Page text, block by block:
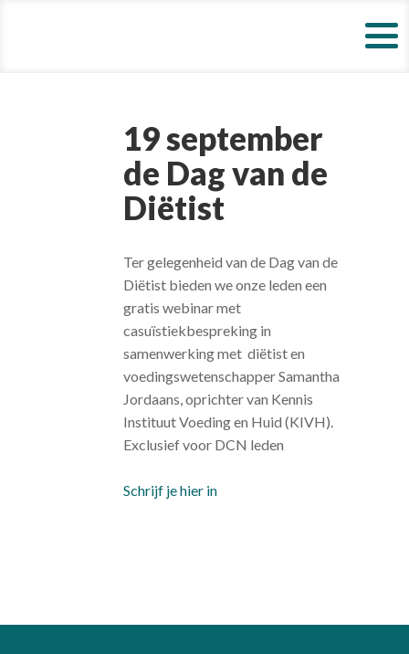
19 september
de Dag van de
Diëtist
Ter gelegenheid van de Dag van de
Diëtist bieden we onze leden een
gratis webinar met
casuïstiekbespreking in
samenwerking met diëtist en
voedingswetenschapper Samantha
Jordaans, oprichter van Kennis
Instituut Voeding en Huid (KIVH).
Exclusief voor DCN leden
Schrijf je hier in